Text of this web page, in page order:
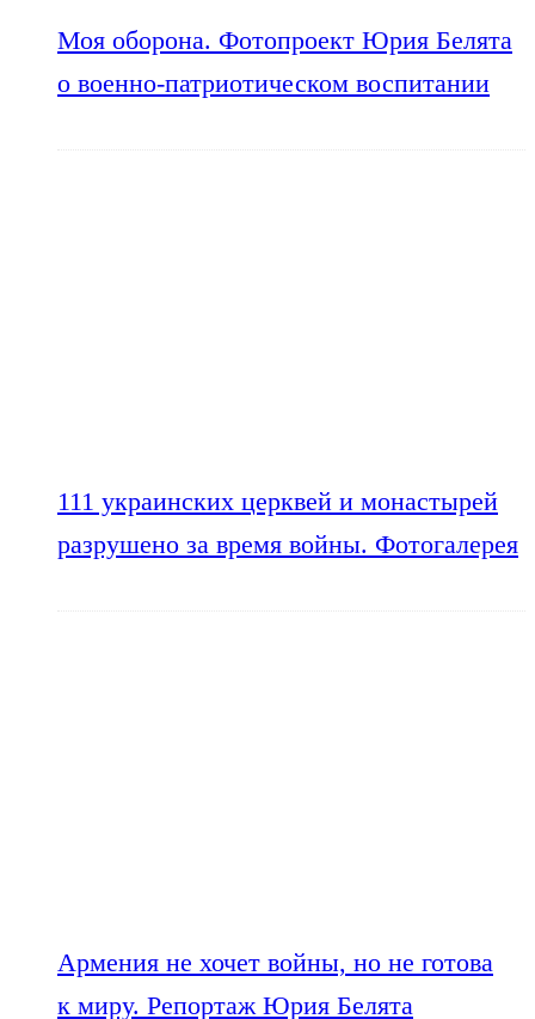
Моя оборона. Фотопроект Юрия Белята
о военно-патриотическом воспитании
111 украинских церквей и монастырей
разрушено за время войны. Фотогалерея
Армения не хочет войны, но не готова
к миру. Репортаж Юрия Белята